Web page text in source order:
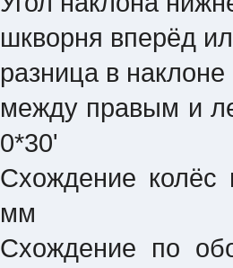
шкворня вперёд
разница в
между правым и
0*30'
Схождение колёс
мм
Схождение по